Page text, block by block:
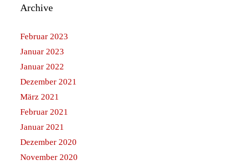
Archive
Februar 2023
Januar 2023
Januar 2022
Dezember 2021
März 2021
Februar 2021
Januar 2021
Dezember 2020
November 2020